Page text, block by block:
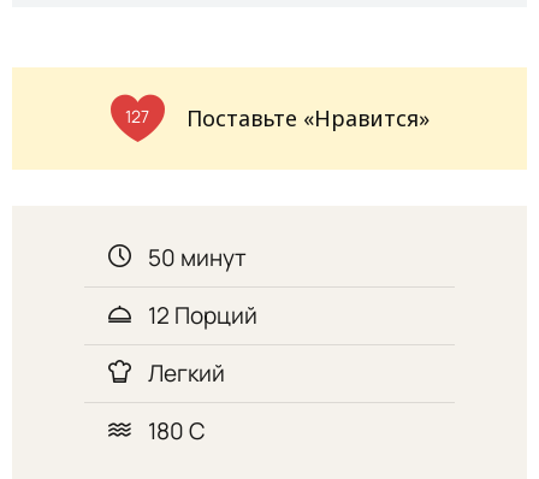
127 Поставьте «Нравится»
50 минут
12 Порций
Легкий
180 С